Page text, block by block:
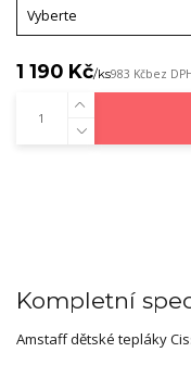
1 190 Kč/ks983 Kčbez
Kompletní
Amstaff dětské tepláky